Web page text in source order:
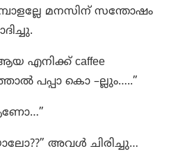
മനസിന്‌ സന്തോഷം
എനിക്ക് caffee
പപ്പാ കൊ –ല്ലും…..”
അവൾ ചിരിച്ചു…